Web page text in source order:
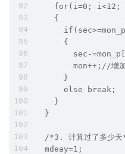
for(i=0; i<12;
    {
      {
sec-
mon++;//增加
      }
      else break;
    }
  }
/*3. 计算过了多少天
  mdeay=1;